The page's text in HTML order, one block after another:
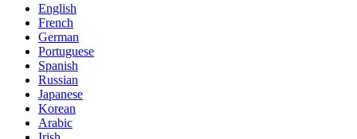
English
French
German
Portuguese
Spanish
Russian
Japanese
Korean
Arabic